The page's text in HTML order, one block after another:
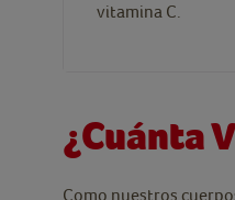
vitamina C.
¿Cuánta
Como nuestros